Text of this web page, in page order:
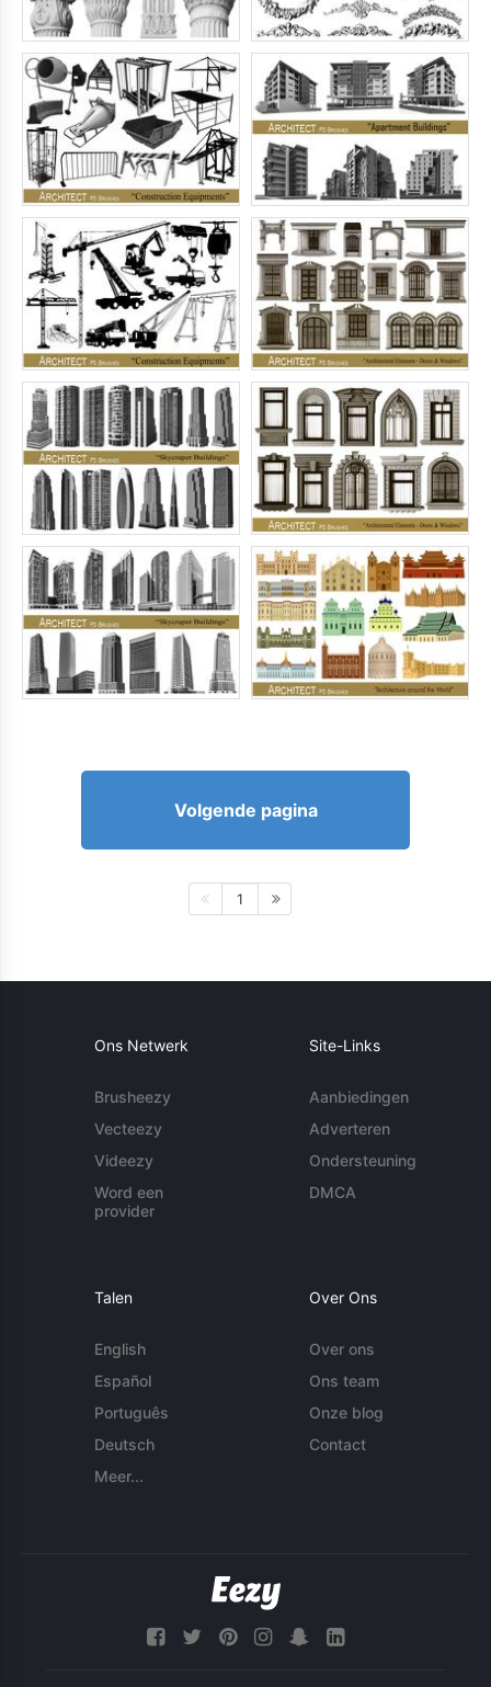
Volgende pagina
1
Ons Netwerk
Brusheezy
Vecteezy
Videezy
Word een
provider
Site-Links
Aanbiedingen
Adverteren
Ondersteuning
DMCA
Talen
English
Español
Português
Deutsch
Meer...
Over Ons
Over ons
Ons team
Onze blog
Contact